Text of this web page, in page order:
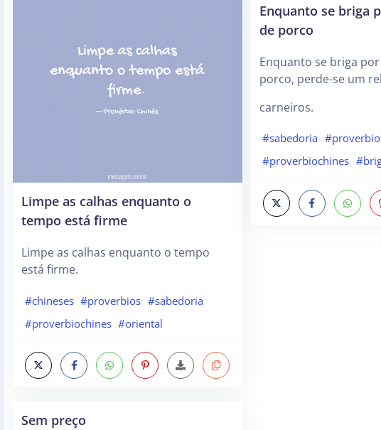
Limpe as calhas enquanto o
tempo está firme
Limpe as calhas enquanto o tempo
está firme.
#chineses #proverbios #sabedoria
#proverbiochines #oriental
Sem preço
Enquanto se briga
de porco
Enquanto se briga
porco, perde-se um
carneiros.
#sabedoria
#proverbiochines